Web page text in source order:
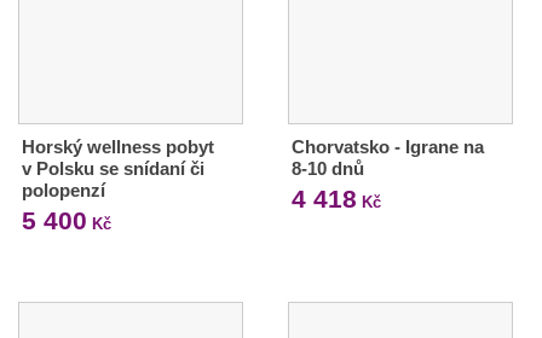
Horský wellness pobyt
v Polsku se snídaní či
polopenzí
5 400 Kč
Chorvatsko - Igrane na
8-10 dnů
4 418 Kč